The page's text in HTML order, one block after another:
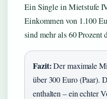
Ein Single in Mietstufe
Einkommen von 1.100
sind mehr als 60 Prozent
Fazit:Der maximale
über 300 Euro (Paar).
enthalten – ein echter